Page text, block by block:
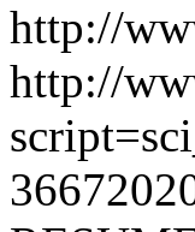
http://
http://